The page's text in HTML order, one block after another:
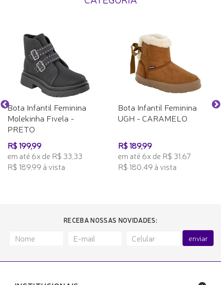
Bota Infantil Feminina
Molekinha Fivela -
PRETO
R$ 199,99
em até 6x de R$ 33,33
R$ 189,99 à vista
Bota Infantil Feminina
UGH - CARAMELO
R$ 189,99
em até 6x de R$ 31,67
R$ 180,49 à vista
RECEBA NOSSAS NOVIDADES:
enviar